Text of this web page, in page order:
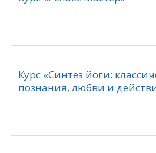
Курс «Синтез йоги:
познания, любви и